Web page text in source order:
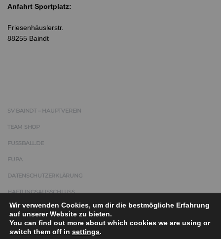
Anfahrt Sportplatz:
Friesenhäuslerstr.
88255 Baindt
SV BAINDT – HAUPTVEREIN
TEAM SHOP
FUSSBALL.DE
FUPA
DATENSCHUTZERKLÄRUNG
HAFTUNGSAUSSCHLUSS
IMPRESSUM
Wir verwenden Cookies, um dir die bestmögliche Erfahrung
auf unserer Website zu bieten.
You can find out more about which cookies we are using or
switch them off in settings.